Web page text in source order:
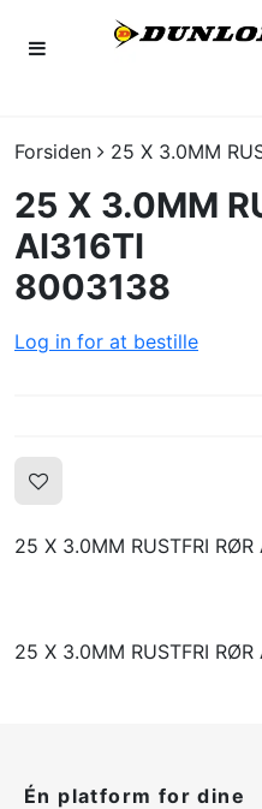
FORSIDEN
FAVORITLISTE
SLANGESERVICE
UDGÅENDE VARER
LOG IND
Forsiden 25 X 3.0MM
25 X 3.0MM
AI316TI
8003138
Log in for at bestille
25 X 3.0MM RUSTFRI RØR
25 X 3.0MM RUSTFRI RØR
Én platform for dine